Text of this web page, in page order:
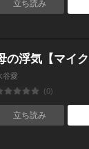
立ち読み
の浮気【マイ
谷愛
(0)
立ち読み